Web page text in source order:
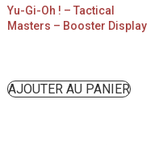
Yu-Gi-Oh ! – Tactical
Masters – Booster Display
AJOUTER AU PANIER